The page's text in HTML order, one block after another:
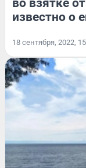
во взятке
известно о
18 сентября, 2022,